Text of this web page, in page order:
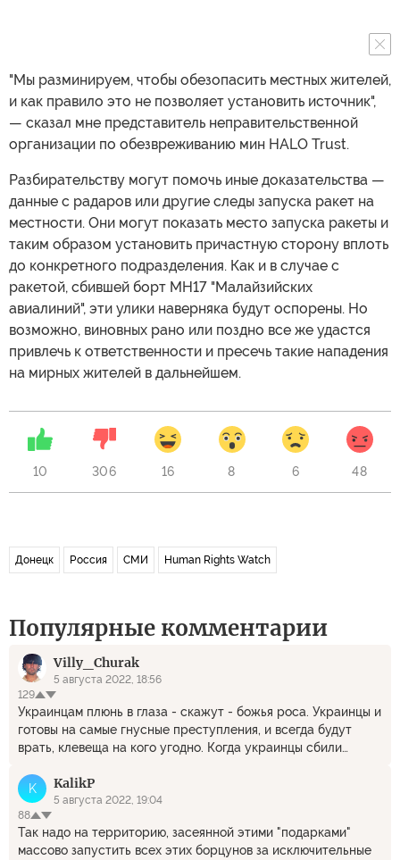
"Мы разминируем, чтобы обезопасить местных жителей,
и как правило это не позволяет установить источник",
— сказал мне представитель неправительственной
организации по обезвреживанию мин HALO Trust.
Разбирательству могут помочь иные доказательства —
данные с радаров или другие следы запуска ракет на
местности. Они могут показать место запуска ракеты и
таким образом установить причастную сторону вплоть
до конкретного подразделения. Как и в случае с
ракетой, сбившей борт MH17 "Малайзийских
авиалиний", эти улики наверняка будут оспорены. Но
возможно, виновных рано или поздно все же удастся
привлечь к ответственности и пресечь такие нападения
на мирных жителей в дальнейшем.
10 306 16 8 6 48
Донецк Россия СМИ Human Rights Watch
Популярные комментарии
Villy_Churak
5 августа 2022, 18:56
129
Украинцам плюнь в глаза - скажут - божья роса. Украинцы и
готовы на самые гнусные преступления, и всегда будут
врать, клевеща на кого угодно. Когда украинцы сбили
K KalikP
5 августа 2022, 19:04
88
Так надо на территорию, засеянной этими "подарками"
массово запустить всех этих борцунов за исключительные